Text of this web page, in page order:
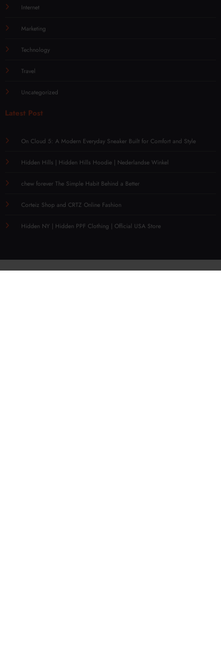
Internet
Marketing
Technology
Travel
Uncategorized
Latest Post
On Cloud 5: A Modern Everyday Sneaker Built for Comfort and Style
Hidden Hills | Hidden Hills Hoodie | Nederlandse Winkel
chew forever The Simple Habit Behind a Better
Corteiz Shop and CRTZ Online Fashion
Hidden NY | Hidden PPF Clothing | Official USA Store